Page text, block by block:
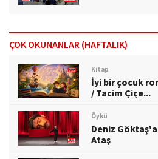
ÇOK OKUNANLAR (HAFTALIK)
Kitap
İyi bir çocuk
/ Tacim Çiçe...
Öykü
Deniz
Ataş